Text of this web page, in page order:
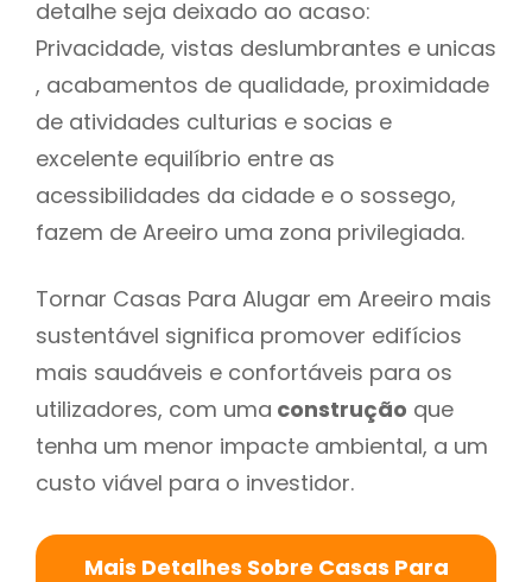
detalhe seja deixado ao acaso:
Privacidade, vistas deslumbrantes e unicas
, acabamentos de qualidade, proximidade
de atividades culturias e socias e
excelente equilíbrio entre as
acessibilidades da cidade e o sossego,
fazem de Areeiro uma zona privilegiada.
Tornar Casas Para Alugar em Areeiro mais
sustentável significa promover edifícios
mais saudáveis e confortáveis para os
utilizadores, com uma construção que
tenha um menor impacte ambiental, a um
custo viável para o investidor.
Mais Detalhes Sobre Casas Para